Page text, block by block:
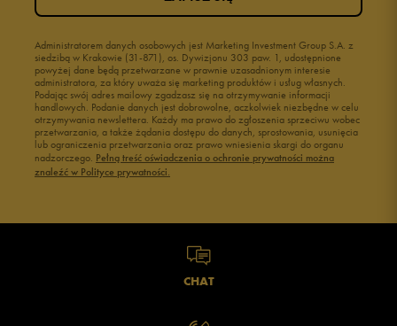
Administratorem danych osobowych jest Marketing Investment Group S.A. z
siedzibą w Krakowie (31-871), os. Dywizjonu 303 paw. 1, udostępnione
powyżej dane będą przetwarzane w prawnie uzasadnionym interesie
administratora, za który uważa się marketing produktów i usług własnych.
Podając swój adres mailowy zgadzasz się na otrzymywanie informacji
handlowych. Podanie danych jest dobrowolne, aczkolwiek niezbędne w celu
otrzymywania newslettera. Każdy ma prawo do zgłoszenia sprzeciwu wobec
przetwarzania, a także żądania dostępu do danych, sprostowania, usunięcia
lub ograniczenia przetwarzania oraz prawo wniesienia skargi do organu
nadzorczego. Pełną treść oświadczenia o ochronie prywatności można
znaleźć w Polityce prywatności.
CHAT